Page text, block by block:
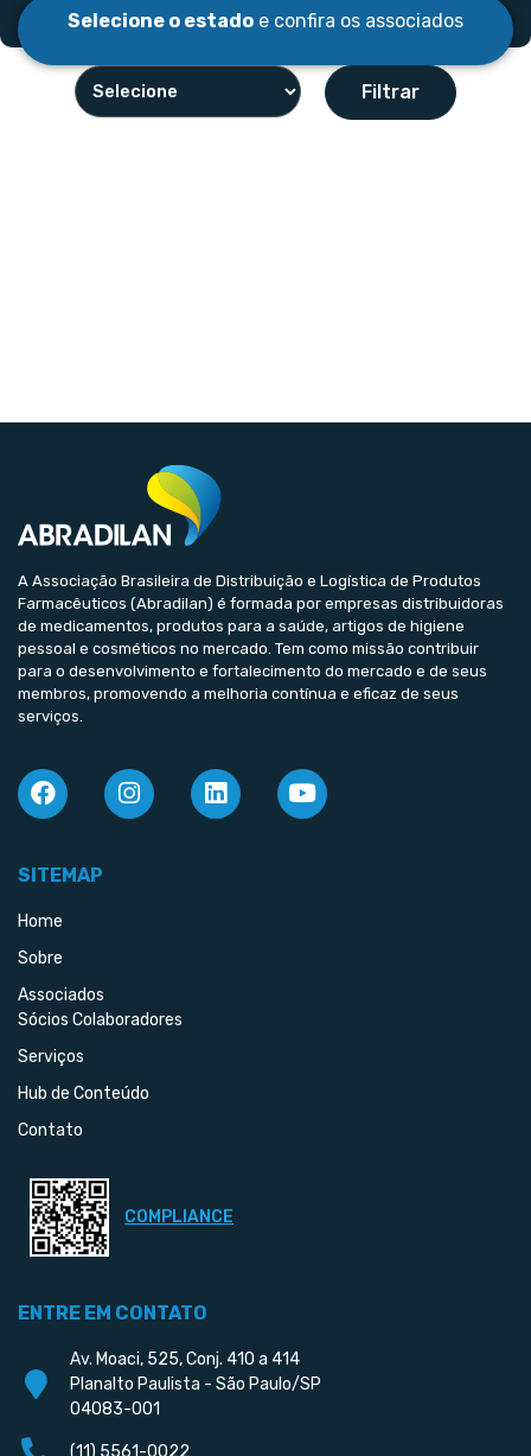
Selecione o estado e confira os associados
Filtrar
A Associação Brasileira de Distribuição e Logística de Produtos
Farmacêuticos (Abradilan) é formada por empresas distribuidoras
de medicamentos, produtos para a saúde, artigos de higiene
pessoal e cosméticos no mercado. Tem como missão contribuir
para o desenvolvimento e fortalecimento do mercado e de seus
membros, promovendo a melhoria contínua e eficaz de seus
serviços.
SITEMAP
Home
Sobre
Associados
Sócios Colaboradores
Serviços
Hub de Conteúdo
Contato
COMPLIANCE
ENTRE EM CONTATO
Av. Moaci, 525, Conj. 410 a 414
Planalto Paulista - São Paulo/SP
04083-001